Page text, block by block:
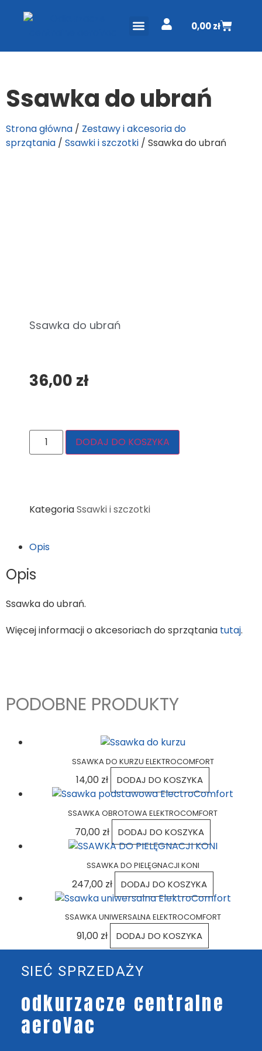
0,00zł
Ssawka do ubrań
Strona główna / Zestawy i akcesoria do
sprzątania / Ssawki i szczotki / Ssawka do ubrań
Ssawka do ubrań
36,00 zł
DODAJ DO KOSZYKA
KategoriaSsawki i szczotki
Opis
Opis
Ssawka do ubrań.
Więcej informacji o akcesoriach do sprzątania tutaj.
PODOBNE PRODUKTY
SSAWKA DO KURZU ELEKTROCOMFORT
14,00 zł DODAJ DO KOSZYKA
SSAWKA OBROTOWA ELEKTROCOMFORT
70,00 zł DODAJ DO KOSZYKA
SSAWKA DO PIELĘGNACJI KONI
247,00 zł DODAJ DO KOSZYKA
SSAWKA UNIWERSALNA ELEKTROCOMFORT
91,00 zł DODAJ DO KOSZYKA
SIEĆ SPRZEDAŻY
odkurzacze centralne
aeroVac